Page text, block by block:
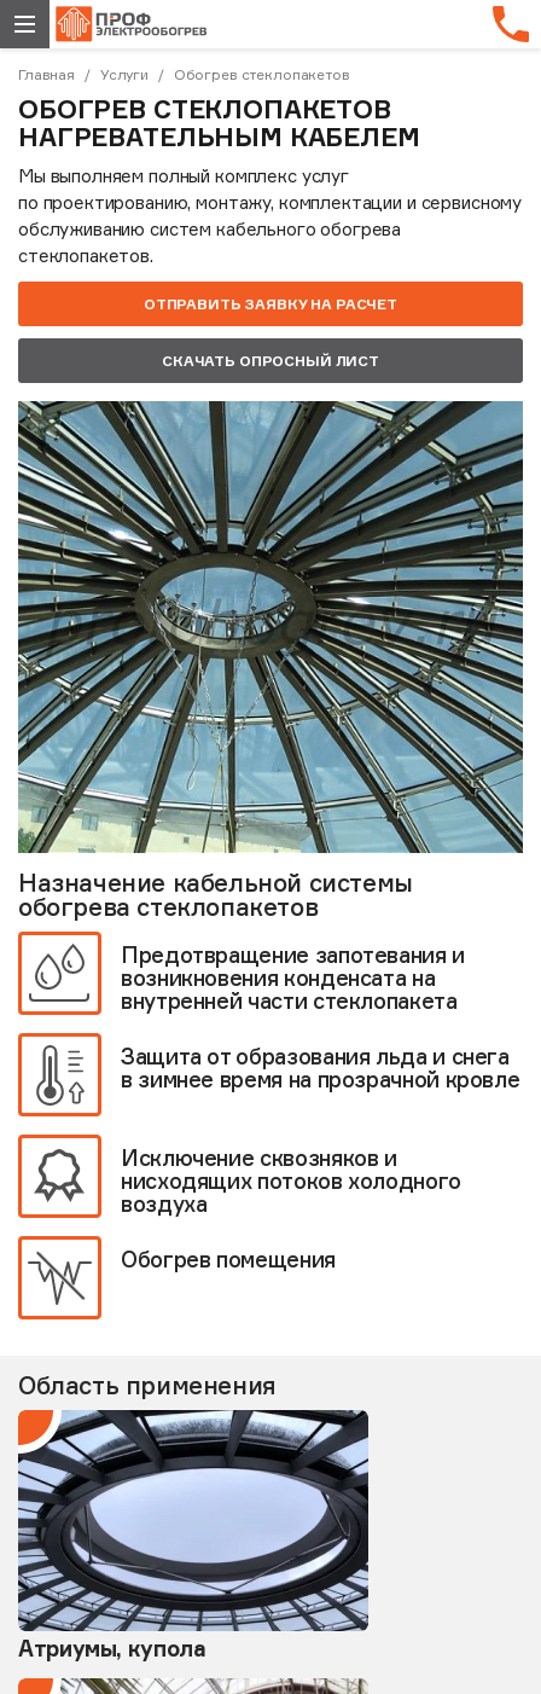
Главная Услуги Обогрев стеклопакетов
ОБОГРЕВ СТЕКЛОПАКЕТОВ
НАГРЕВАТЕЛЬНЫМ КАБЕЛЕМ
Мы выполняем полный комплекс услуг
по проектированию, монтажу, комплектации и сервисному
обслуживанию систем кабельного обогрева
стеклопакетов.
ОТПРАВИТЬ ЗАЯВКУ НА РАСЧЕТ
СКАЧАТЬ ОПРОСНЫЙ ЛИСТ
Назначение кабельной системы
обогрева стеклопакетов
Предотвращение запотевания и
возникновения конденсата на
внутренней части стеклопакета
Защита от образования льда и снега
в зимнее время на прозрачной кровле
Исключение сквозняков и
нисходящих потоков холодного
воздуха
Обогрев помещения
Область применения
Атриумы, купола